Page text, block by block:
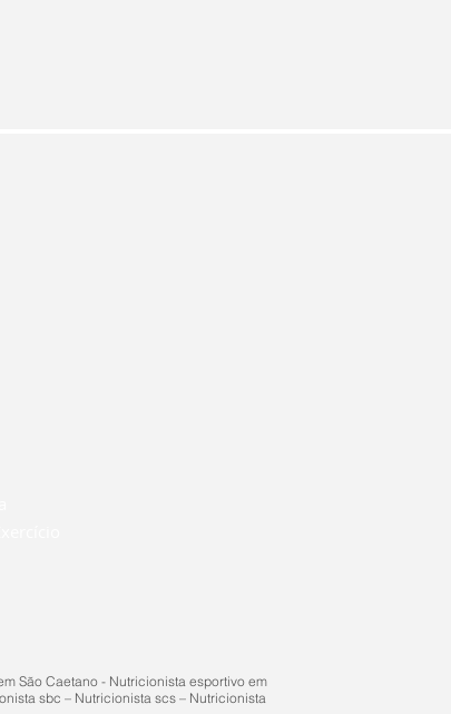
São Caetano - Nutricionista esportivo em
sbc – Nutricionista scs – Nutricionista